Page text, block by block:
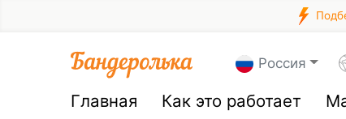
Россия
Главная Как это работает